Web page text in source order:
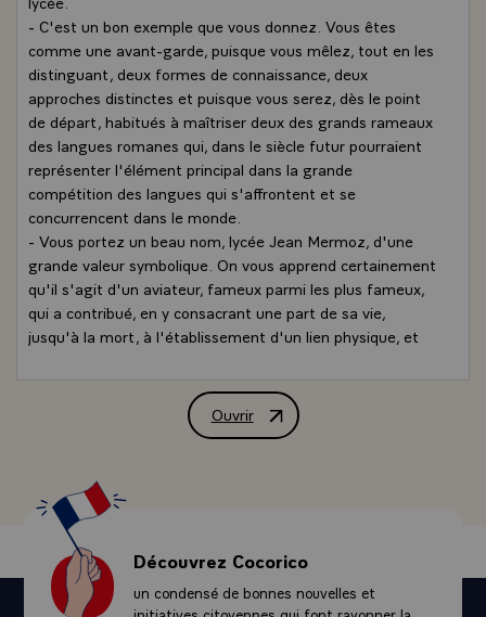
- C'est un bon exemple que vous donnez. Vous êtes
comme une avant-garde, puisque vous mêlez, tout en les
distinguant, deux formes de connaissance, deux
approches distinctes et puisque vous serez, dès le point
de départ, habitués à maîtriser deux des grands rameaux
des langues romanes qui, dans le siècle futur pourraient
représenter l'élément principal dans la grande
compétition des langues qui s'affrontent et se
concurrencent dans le monde.
- Vous portez un beau nom, lycée Jean Mermoz, d'une
grande valeur symbolique. On vous apprend certainement
qu'il s'agit d'un aviateur, fameux parmi les plus fameux,
qui a contribué, en y consacrant une part de sa vie,
jusqu'à la mort, à l'établissement d'un lien physique, et
par un acte d'intelligence, de courage. La France peut
proposer d'autres exemples. L'Argentine aussi, mais
tentative qui se poursuit désormais pour que nos deux
peuples et nos deux formes de culture, au demeurant si
voisines, soient de plus en plus partagées et communes.
- Chaque fois qu'il m'est donné d'aller dans un
établissement où l'on enseigne la langue française, aux
quatre coins du monde, j'éprouve un sentiment d'orgueil
Ouvrir
Allocution de M. François Mitterrand,
Découvrez Cocorico
un condensé de bonnes nouvelles et